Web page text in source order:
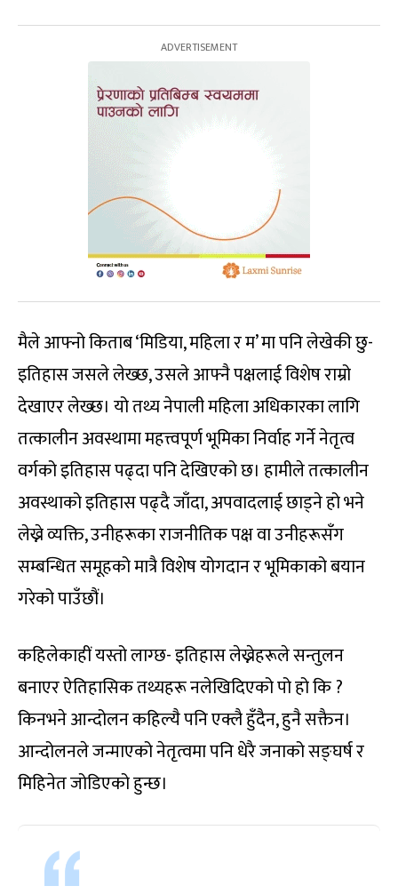
मैले आफ्नो किताब ‘मिडिया, महिला र म’ मा पनि लेखेकी छु-
इतिहास जसले लेख्छ, उसले आफ्नै पक्षलाई विशेष राम्रो
देखाएर लेख्छ। यो तथ्य नेपाली महिला अधिकारका लागि
तत्कालीन अवस्थामा महत्त्वपूर्ण भूमिका निर्वाह गर्ने नेतृत्व
वर्गको इतिहास पढ्दा पनि देखिएको छ। हामीले तत्कालीन
अवस्थाको इतिहास पढ्दै जाँदा, अपवादलाई छाड्ने हो भने
लेख्ने व्यक्ति, उनीहरूका राजनीतिक पक्ष वा उनीहरूसँग
सम्बन्धित समूहको मात्रै विशेष योगदान र भूमिकाको बयान
गरेको पाउँछौं।
कहिलेकाहीं यस्तो लाग्छ- इतिहास लेख्नेहरूले सन्तुलन
बनाएर ऐतिहासिक तथ्यहरू नलेखिदिएको पो हो कि ?
किनभने आन्दोलन कहिल्यै पनि एक्लै हुँदैन, हुनै सक्तैन।
आन्दोलनले जन्माएको नेतृत्वमा पनि धेरै जनाको सङ्घर्ष र
मिहिनेत जोडिएको हुन्छ।